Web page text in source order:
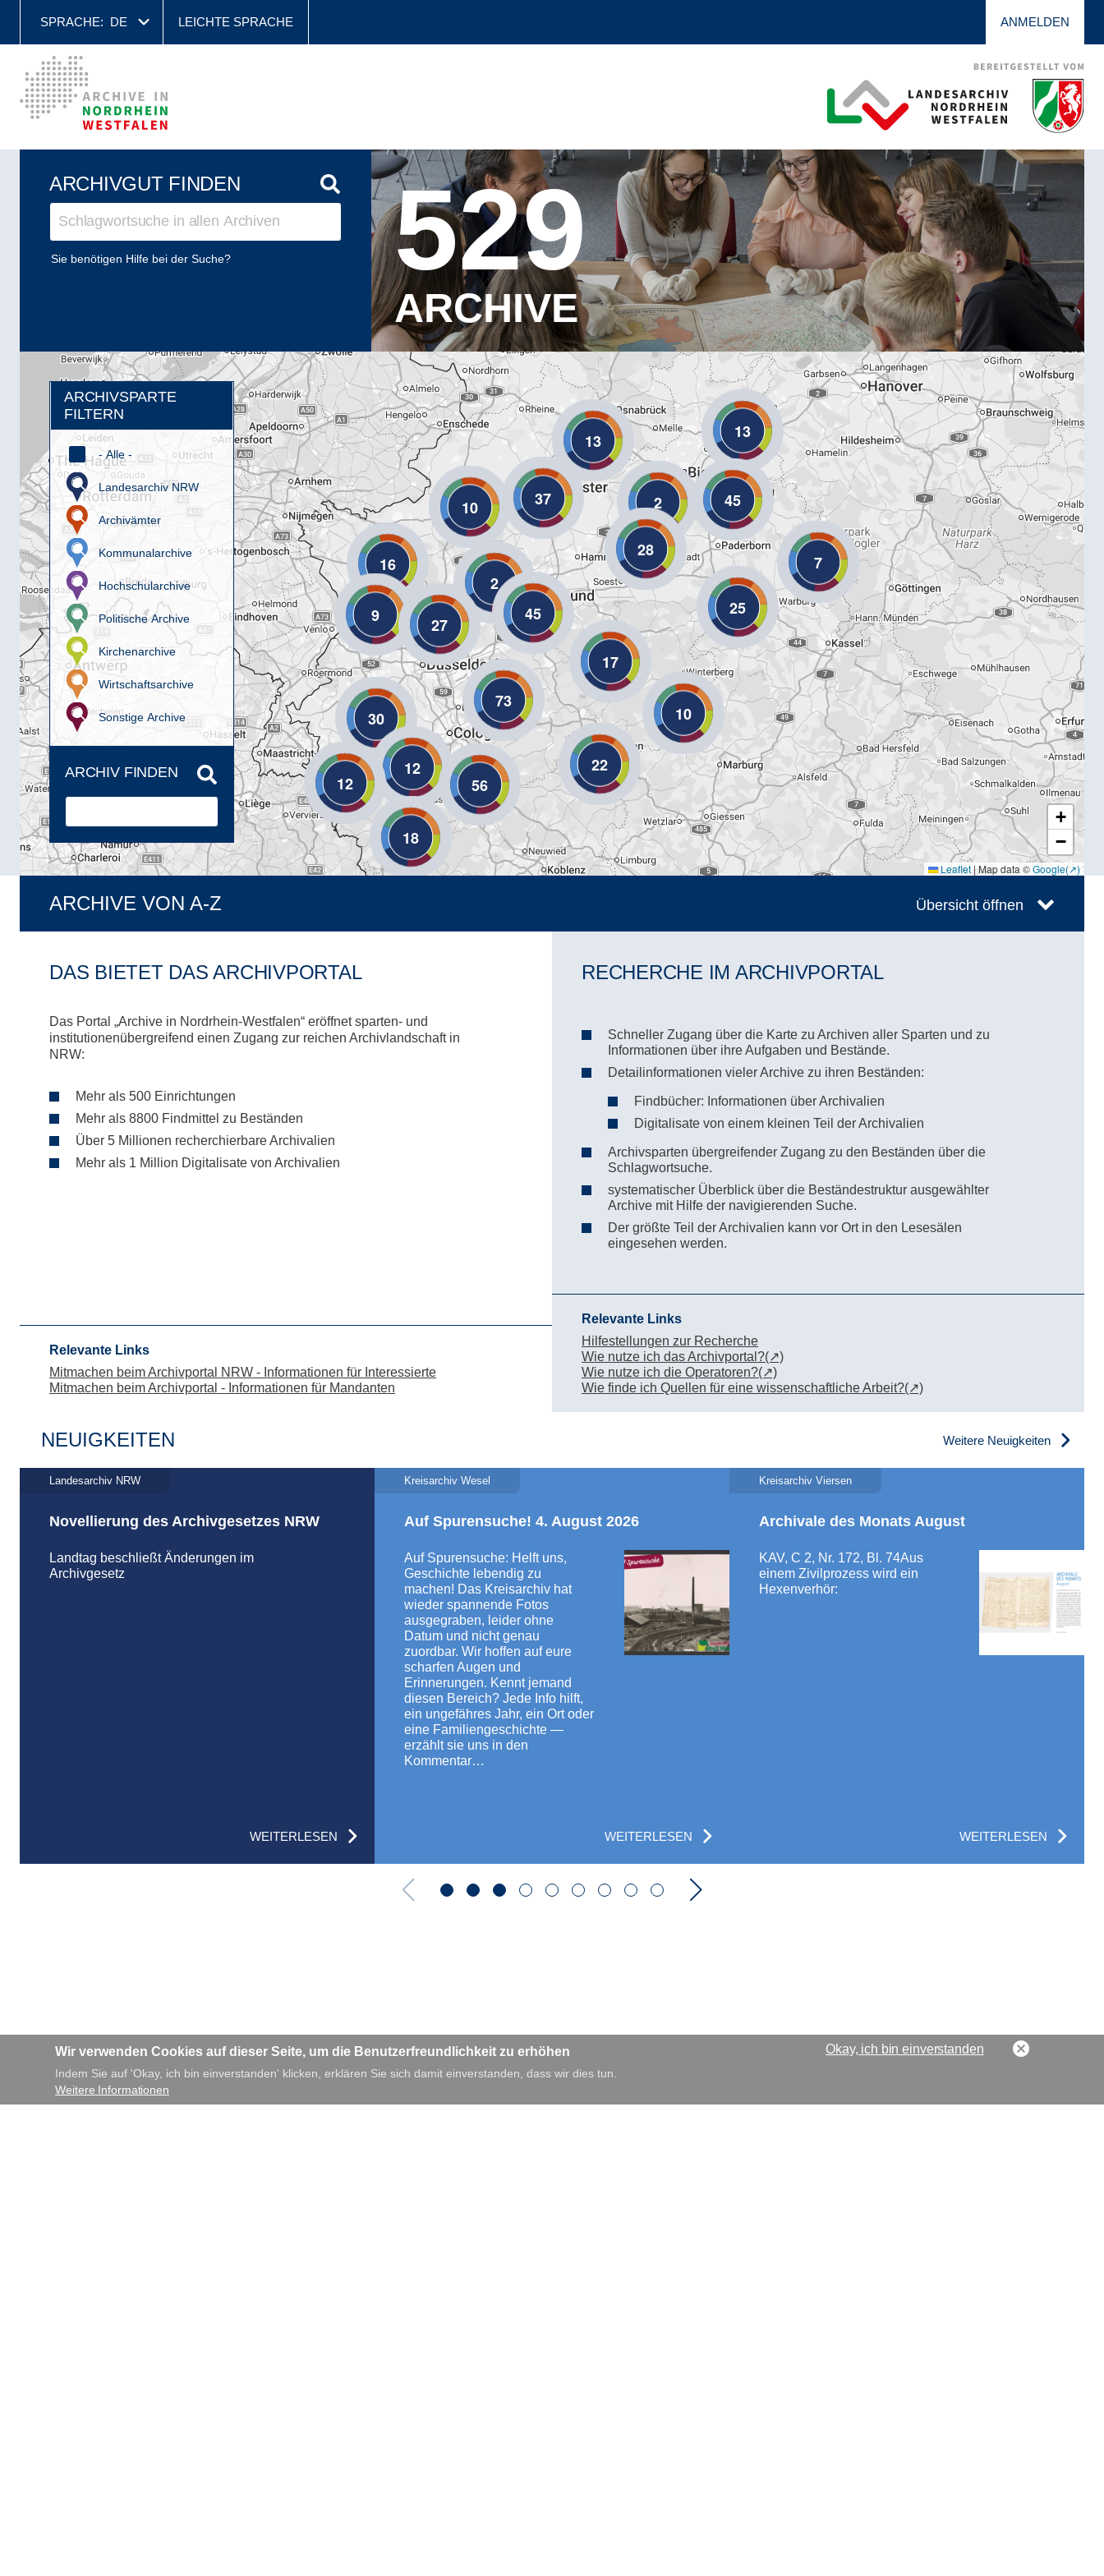
SPRACHE: DE LEICHTE SPRACHE ANMELDEN
ARCHIVGUT FINDEN
Sie benötigen Hilfe bei der Suche? 529
ARCHIVE
ARCHIVSPARTE
FILTERN
- Alle -
Landesarchiv NRW
Archivämter
Kommunalarchive
Hochschularchive
Politische Archive
Kirchenarchive
Wirtschaftsarchive
Sonstige Archive
ARCHIV FINDEN
13
16
18
22
2
2
10
13
37
9
12
12
27
30
7
10
28
45
25
17
45
56
73
+
−
Leaflet |Map data ©Google
ARCHIVE VON A-Z Übersicht öffnen
DAS BIETET DAS ARCHIVPORTAL
Das Portal „Archive in Nordrhein-Westfalen“ eröffnet sparten- und
institutionenübergreifend einen Zugang zur reichen Archivlandschaft in
NRW:
Mehr als 500 Einrichtungen
Mehr als 8800 Findmittel zu Beständen
Über 5 Millionen recherchierbare Archivalien
Mehr als 1 Million Digitalisate von Archivalien
Relevante Links
Mitmachen beim Archivportal NRW - Informationen für Interessierte
Mitmachen beim Archivportal - Informationen für Mandanten
RECHERCHE IM ARCHIVPORTAL
Schneller Zugang über die Karte zu Archiven aller Sparten und zu
Informationen über ihre Aufgaben und Bestände.
Detailinformationen vieler Archive zu ihren Beständen:
Findbücher: Informationen über Archivalien
Digitalisate von einem kleinen Teil der Archivalien
Archivsparten übergreifender Zugang zu den Beständen über die
Schlagwortsuche.
systematischer Überblick über die Beständestruktur ausgewählter
Archive mit Hilfe der navigierenden Suche.
Der größte Teil der Archivalien kann vor Ort in den Lesesälen
eingesehen werden.
Relevante Links
Hilfestellungen zur Recherche
Wie nutze ich das Archivportal?
Wie nutze ich die Operatoren?
Wie finde ich Quellen für eine wissenschaftliche Arbeit?
NEUIGKEITEN Weitere Neuigkeiten
Landesarchiv NRW
Novellierung des Archivgesetzes NRW
Landtag beschließt Änderungen im
Archivgesetz
WEITERLESEN
Kreisarchiv Wesel
Auf Spurensuche! 4. August 2026
Auf Spurensuche: Helft uns,
Geschichte lebendig zu
machen! Das Kreisarchiv hat
wieder spannende Fotos
ausgegraben, leider ohne
Datum und nicht genau
zuordbar. Wir hoffen auf eure
scharfen Augen und
Erinnerungen. Kennt jemand
diesen Bereich? Jede Info hilft,
ein ungefähres Jahr, ein Ort oder
eine Familiengeschichte —
erzählt sie uns in den
Kommentar…
WEITERLESEN
Kreisarchiv Viersen
Archivale des Monats August
KAV, C 2, Nr. 172, Bl. 74Aus
einem Zivilprozess wird ein
Hexenverhör:
WEITERLESEN
Wir verwenden Cookies auf dieser Seite, um die Benutzerfreundlichkeit zu erhöhen
Indem Sie auf 'Okay, ich bin einverstanden' klicken, erklären Sie sich damit einverstanden, dass wir dies tun.
Weitere Informationen
Okay, ich bin einverstanden